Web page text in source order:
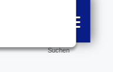
Suchen